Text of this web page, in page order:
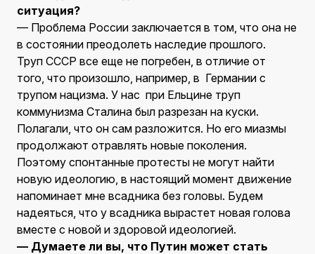
ситуация?
— Проблема России заключается в том, что она не
в состоянии преодолеть наследие прошлого.
Труп СССР все еще не погребен, в отличие от
того, что произошло, например, в Германии с
трупом нацизма. У нас при Ельцине труп
коммунизма Сталина был разрезан на куски.
Полагали, что он сам разложится. Но его миазмы
продолжают отравлять новые поколения.
Поэтому спонтанные протесты не могут найти
новую идеологию, в настоящий момент движение
напоминает мне всадника без головы. Будем
надеяться, что у всадника вырастет новая голова
вместе с новой и здоровой идеологией.
— Думаете ли вы, что Путин может стать